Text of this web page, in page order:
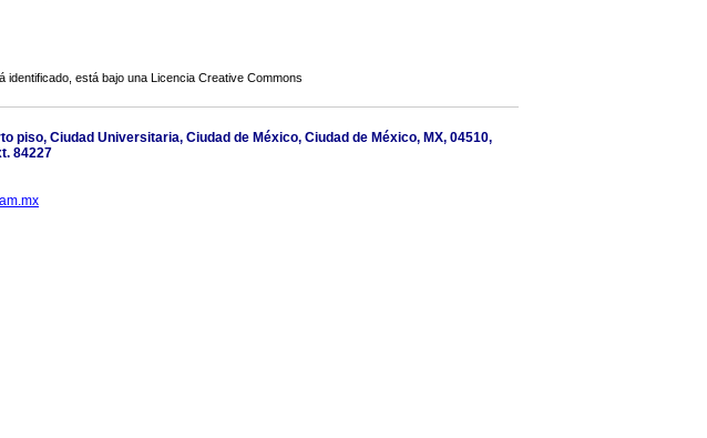
identificado, está bajo una Licencia Creative Commons
Ciudad Universitaria, Ciudad de México, Ciudad de México, MX, 04510,
84227